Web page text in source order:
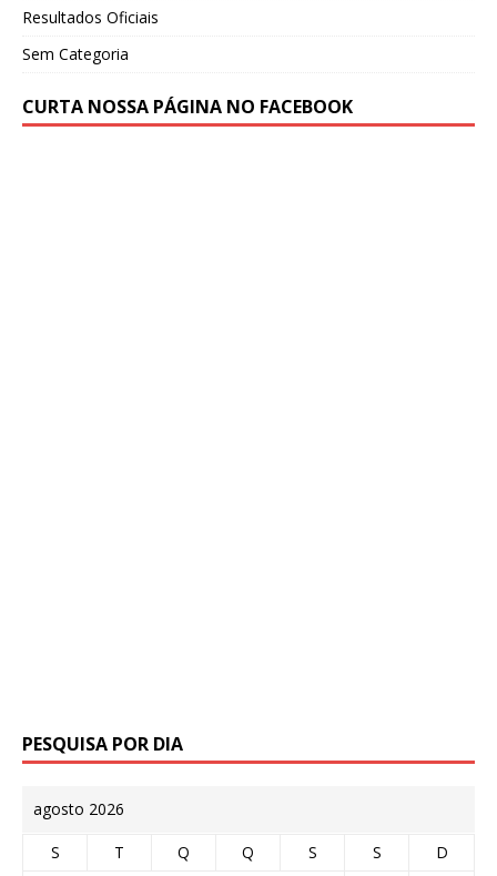
Resultados Oficiais
Sem Categoria
CURTA NOSSA PÁGINA NO FACEBOOK
PESQUISA POR DIA
agosto 2026
S T Q Q S S D